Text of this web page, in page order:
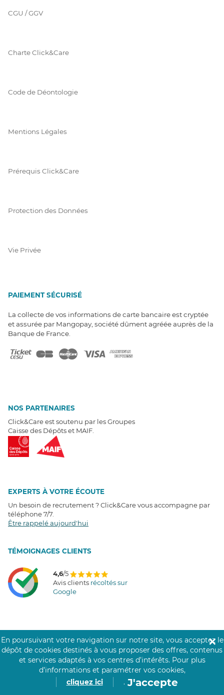
CGU / GGV
Charte Click&Care
Code de Déontologie
Mentions Légales
Prérequis Click&Care
Protection des Données
Vie Privée
PAIEMENT SÉCURISÉ
La collecte de vos informations de carte bancaire est cryptée
et assurée par Mangopay, société dûment agréée auprès de la
Banque de France.
NOS PARTENAIRES
Click&Care est soutenu par les Groupes
Caisse des Dépôts et MAIF.
EXPERTS À VOTRE ÉCOUTE
Un besoin de recrutement ? Click&Care vous accompagne par
téléphone 7/7
Être rappelé aujourd'hui
TÉMOIGNAGES CLIENTS
4,6/5
Avis clients récoltés sur
Google
En poursuivant votre navigation sur notre site, vous acceptez le
dépôt de cookies destinés à vous proposer des offres, contenus
et services adaptés à vos centres d’intérêts. Pour plus
d’informations et paramétrer vos cookies,
cliquez ici
. J'accepte
✕